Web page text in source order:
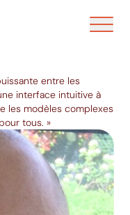
Ouvrir/
entre les
interface intuitive à
les modèles complexes
tous. »